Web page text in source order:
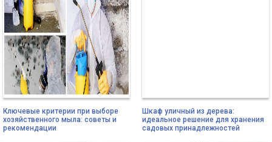
Ключевые критерии при выборе
хозяйственного мыла: советы и
рекомендации
Шкаф уличный из дерева:
идеальное решение для хранения
садовых принадлежностей